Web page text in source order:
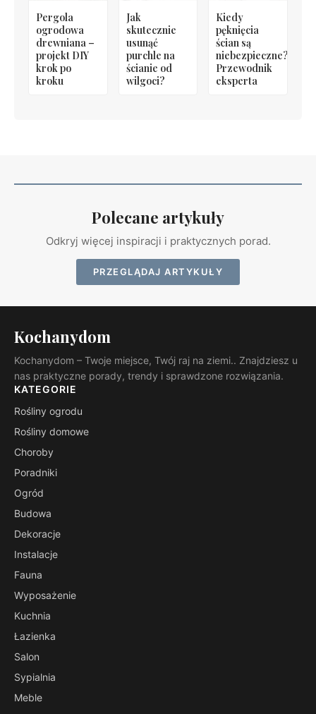
Pergola
ogrodowa
drewniana –
projekt DIY
krok po
kroku
Jak
skutecznie
usunąć
purchle na
ścianie od
wilgoci?
Kiedy
pęknięcia
ścian są
niebezpieczne?
Przewodnik
eksperta
Polecane artykuły
Odkryj więcej inspiracji i praktycznych porad.
PRZEGLĄDAJ ARTYKUŁY
Kochanydom
Kochanydom – Twoje miejsce, Twój raj na ziemi.. Znajdziesz u
nas praktyczne porady, trendy i sprawdzone rozwiązania.
KATEGORIE
Rośliny ogrodu
Rośliny domowe
Choroby
Poradniki
Ogród
Budowa
Dekoracje
Instalacje
Fauna
Wyposażenie
Kuchnia
Łazienka
Salon
Sypialnia
Meble